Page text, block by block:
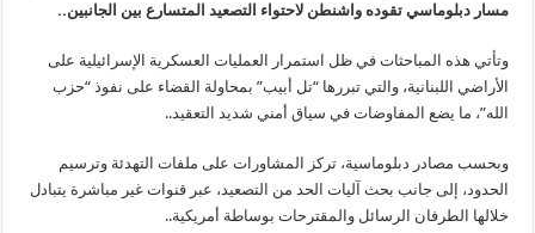
مسار دبلوماسي تقوده واشنطن لاحتواء التصعيد المتسارع بين الجانبين..
وتأتي هذه المباحثات في ظل استمرار العمليات العسكرية الإسرائيلية على
الأراضي اللبنانية، والتي تبررها “تل أبيب” بمحاولة القضاء على نفوذ “حزب
الله”، ما يضع المفاوضات في سياق أمني شديد التعقيد..
وبحسب مصادر دبلوماسية، تركز المشاورات على ملفات التهدئة وترسيم
الحدود، إلى جانب بحث آليات الحد من التصعيد، عبر قنوات غير مباشرة يتبادل
خلالها الطرفان الرسائل والمقترحات بوساطة أمريكية..